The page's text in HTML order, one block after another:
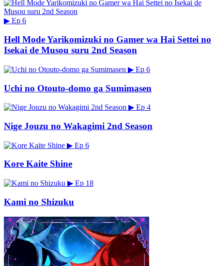
▶ Ep 6
Hell Mode Yarikomizuki no Gamer wa Hai Settei no
Isekai de Musou suru 2nd Season
▶ Ep 6
Uchi no Otouto-domo ga Sumimasen
▶ Ep 4
Nige Jouzu no Wakagimi 2nd Season
▶ Ep 6
Kore Kaite Shine
▶ Ep 18
Kami no Shizuku